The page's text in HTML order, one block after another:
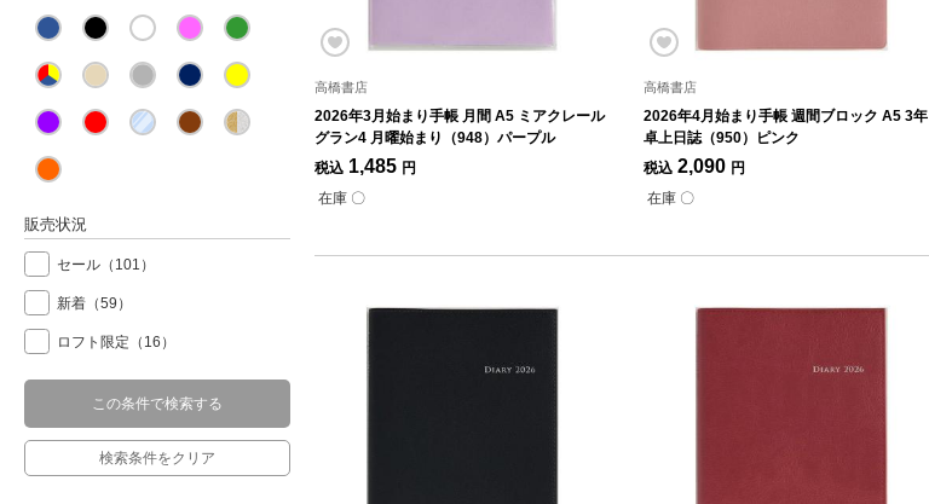
販売状況
セール （101）
新着 （59）
ロフト限定 （16）
この条件で検索する
検索条件をクリア
高橋書店
2026年3月始まり手帳 月間 A5 ミアクレール
グラン4 月曜始まり（948）パープル
税込 1,485 円
在庫 〇
高橋書店
2026年4月始まり手帳 週間ブロック A5 3年
卓上日誌（950）ピンク
税込 2,090 円
在庫 〇